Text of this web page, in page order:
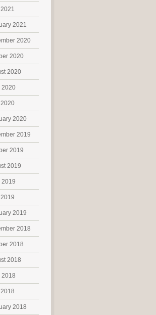
2021
2020
2020
2020
2020
2020
2019
2019
2019
2019
2019
2018
2018
2018
2018
2018